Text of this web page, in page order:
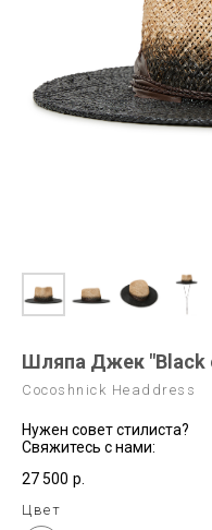
Шляпа Джек "Black
Cocoshnick Headdress
Нужен совет стилиста?
Свяжитесь с нами:
27 500 р.
Цвет